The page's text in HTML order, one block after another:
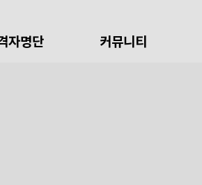
자명단 커뮤니티